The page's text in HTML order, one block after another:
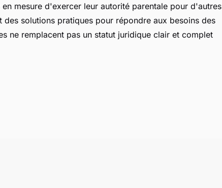
mesure d'exercer leur autorité parentale pour d'autres
des solutions pratiques pour répondre aux besoins des
ne remplacent pas un statut juridique clair et complet